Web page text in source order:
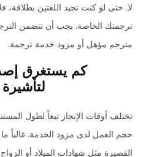
لا. حتى لو كنت تجيد اللغتين بطلاقة،
ترجمتك الخاصة. يجب أن تتضمن
مترجم مؤهل أو مزود خدمة ترجمة.
كم يستغرق
تختلف أوقات الإنجاز تبعاً لطول
حجم العمل لدى مزود الخدمة. غالباً ما
القصيرة مثل شهادات الميلاد أو